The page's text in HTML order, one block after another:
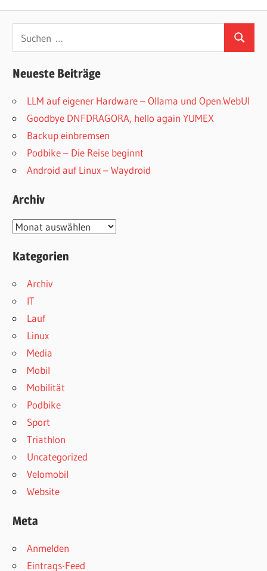
nach:
Suchen
Neueste Beiträge
LLM auf eigener Hardware – Ollama und Open.WebUI
Goodbye DNFDRAGORA, hello again YUMEX
Backup einbremsen
Podbike – Die Reise beginnt
Android auf Linux – Waydroid
Archiv
Archiv
Kategorien
Archiv
IT
Lauf
Linux
Media
Mobil
Mobilität
Podbike
Sport
Triathlon
Uncategorized
Velomobil
Website
Meta
Anmelden
Eintrags-Feed